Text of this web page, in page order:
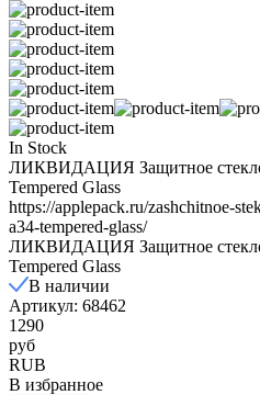
In Stock
ЛИКВИДАЦИЯ Защитное стекло
Tempered Glass
https://applepack.ru/zashchitnoe-
a34-tempered-glass/
ЛИКВИДАЦИЯ Защитное стекло
Tempered Glass
В наличии
Артикул: 68462
1290
руб
RUB
В избранное